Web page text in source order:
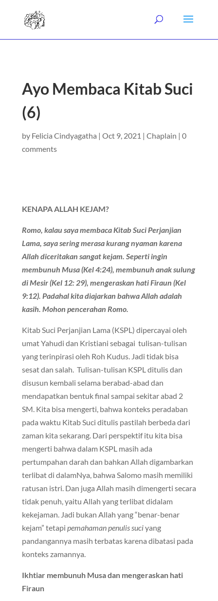
Ayo Membaca Kitab Suci
(6)
by Felicia Cindyagatha | Oct 9, 2021 | Chaplain | 0
comments
KENAPA ALLAH KEJAM?
Romo, kalau saya membaca Kitab Suci Perjanjian
Lama, saya sering merasa kurang nyaman karena
Allah diceritakan sangat kejam. Seperti ingin
membunuh Musa (Kel 4:24), membunuh anak sulung
di Mesir (Kel 12: 29), mengeraskan hati Firaun (Kel
9:12). Padahal kita diajarkan bahwa Allah adalah
kasih. Mohon pencerahan Romo.
Kitab Suci Perjanjian Lama (KSPL) dipercayai oleh
umat Yahudi dan Kristiani sebagai tulisan-tulisan
yang terinpirasi oleh Roh Kudus. Jadi tidak bisa
sesat dan salah. Tulisan-tulisan KSPL ditulis dan
disusun kembali selama berabad-abad dan
mendapatkan bentuk final sampai sekitar abad 2
SM. Kita bisa mengerti, bahwa konteks peradaban
pada waktu Kitab Suci ditulis pastilah berbeda dari
zaman kita sekarang. Dari perspektif itu kita bisa
mengerti bahwa dalam KSPL masih ada
pertumpahan darah dan bahkan Allah digambarkan
terlibat di dalamNya, bahwa Salomo masih memiliki
ratusan istri. Dan juga Allah masih dimengerti secara
tidak penuh, yaitu Allah yang terlibat didalam
kekejaman. Jadi bukan Allah yang “benar-benar
kejam” tetapi pemahaman penulis suciyang
pandangannya masih terbatas karena dibatasi pada
konteks zamannya.
Ikhtiar membunuh Musa dan mengeraskan hati
Firaun